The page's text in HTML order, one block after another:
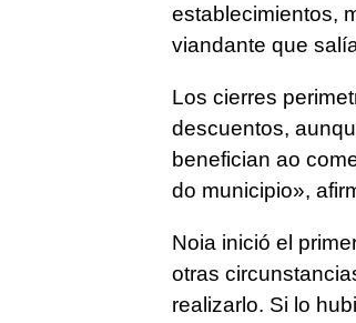
establecimientos,
viandante que
Los cierres
descuentos,
benefician ao
do municipio»,
Noia inició el
otras
realizarlo. Si lo